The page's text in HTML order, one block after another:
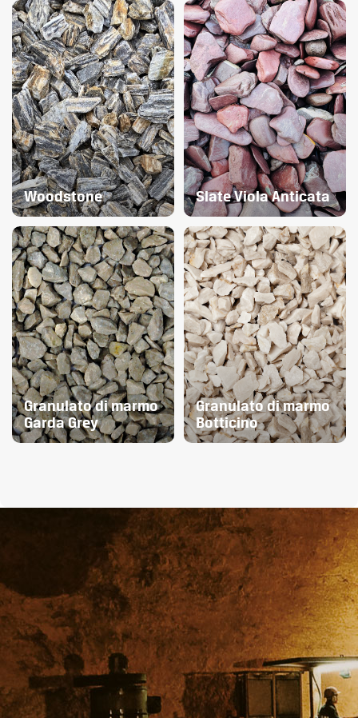
Woodstone Slate Viola Anticata
Granulato di marmo
Garda Grey
Granulato di marmo
Botticino